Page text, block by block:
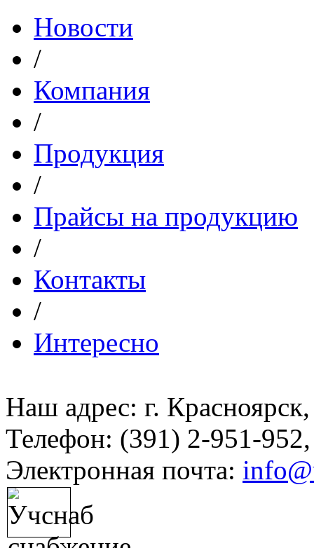
Новости
/
Компания
/
Продукция
/
Прайсы на продукцию
/
Контакты
/
Интересно
Наш адрес: г.
Телефон: (391) 2-951-
Электронная почта: